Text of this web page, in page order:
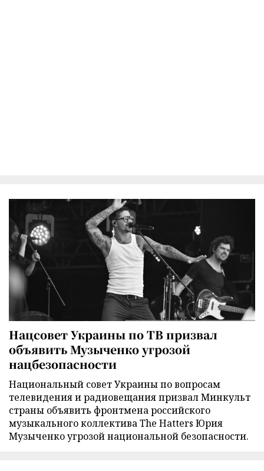
Нацсовет Украины по ТВ призвал
объявить Музыченко угрозой
нацбезопасности
Национальный совет Украины по вопросам
телевидения и радиовещания призвал Минкульт
страны объявить фронтмена российского
музыкального коллектива The Hatters Юрия
Музыченко угрозой национальной безопасности.